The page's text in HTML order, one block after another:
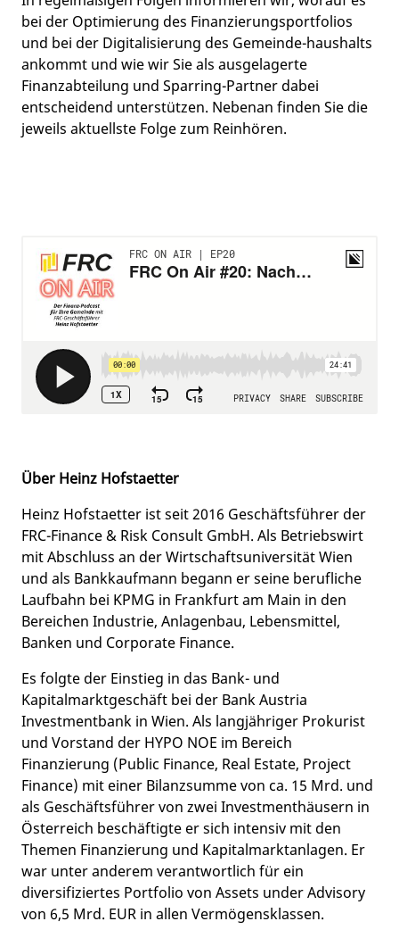
bei der Optimierung des Finanzierungsportfolios
und bei der Digitalisierung des Gemeinde-haushalts
ankommt und wie wir Sie als ausgelagerte
Finanzabteilung und Sparring-Partner dabei
entscheidend unterstützen. Nebenan finden Sie die
jeweils aktuellste Folge zum Reinhören.
Über Heinz Hofstaetter
Heinz Hofstaetter ist seit 2016 Geschäftsführer der
FRC-Finance & Risk Consult GmbH. Als Betriebswirt
mit Abschluss an der Wirtschaftsuniversität Wien
und als Bankkaufmann begann er seine berufliche
Laufbahn bei KPMG in Frankfurt am Main in den
Bereichen Industrie, Anlagenbau, Lebensmittel,
Banken und Corporate Finance.
Es folgte der Einstieg in das Bank- und
Kapitalmarktgeschäft bei der Bank Austria
Investmentbank in Wien. Als langjähriger Prokurist
und Vorstand der HYPO NOE im Bereich
Finanzierung (Public Finance, Real Estate, Project
Finance) mit einer Bilanzsumme von ca. 15 Mrd. und
als Geschäftsführer von zwei Investmenthäusern in
Österreich beschäftigte er sich intensiv mit den
Themen Finanzierung und Kapitalmarktanlagen. Er
war unter anderem verantwortlich für ein
diversifiziertes Portfolio von Assets under Advisory
von 6,5 Mrd. EUR in allen Vermögensklassen.